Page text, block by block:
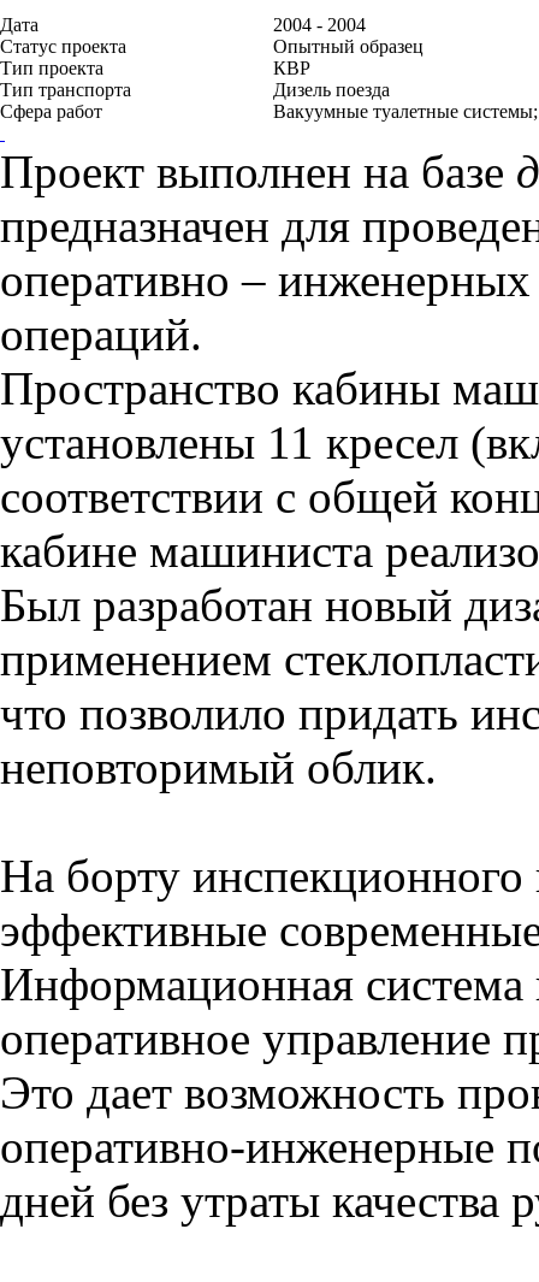
Дата
2004 - 2004
Статус проекта
Опытный образец
Тип проекта
КВР
Тип транспорта
Дизель поезда
Сфера работ
Вакуумные туалетные
Проект выполнен на базе
предназначен для
оперативно – инженерных
операций.
Пространство кабины
установлены 11 кресел
соответствии с общей
кабине машиниста
Был разработан новый
применением
что позволило придать
неповторимый облик.
На борту инспекционного
эффективные
Информационная система
оперативное управление
Это дает возможность
оперативно-инженерные
дней без утраты качества